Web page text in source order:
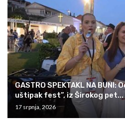
GASTRO SPEKTAKL NA BUNI:
uštipak fest”, iz Širokog pet...
17 srpnja, 2026